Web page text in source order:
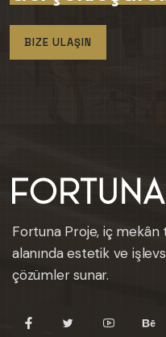
BIZE ULAŞIN
Fortuna Proje, iç mekân
alanında estetik ve
çözümler sunar.